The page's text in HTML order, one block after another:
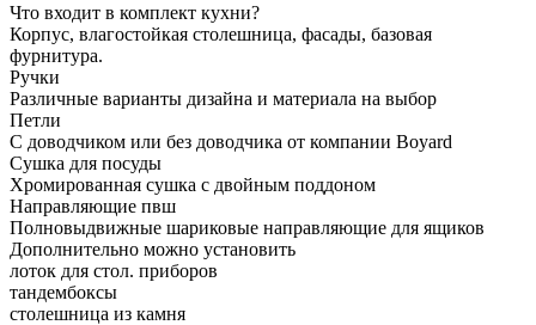
Что входит в комплект кухни?
Корпус, влагостойкая столешница, фасады, базовая
фурнитура.
Ручки
Различные варианты дизайна и материала на выбор
Петли
С доводчиком или без доводчика от компании Boyard
Сушка для посуды
Хромированная сушка с двойным поддоном
Направляющие пвш
Полновыдвижные шариковые направляющие для ящиков
Дополнительно можно установить
лоток для стол. приборов
тандембоксы
столешница из камня